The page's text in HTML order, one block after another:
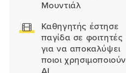
Μουντιάλ
Καθηγητής έστησε
παγίδα σε φοιτητές
για να αποκαλύψει
ποιοι χρησιμοποιούν